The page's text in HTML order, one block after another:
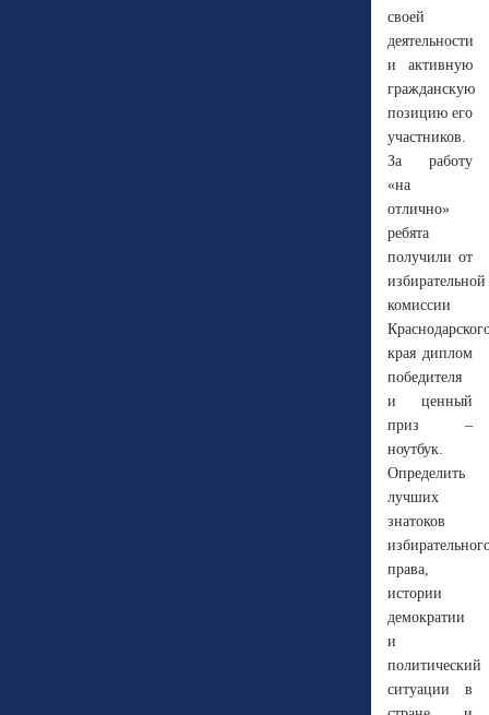
своей
деятельности
и активную
гражданскую
позицию его
участников.
За работу
«на
отлично»
ребята
получили от
избирательной
комиссии
края диплом
победителя
и ценный
приз –
ноутбук.
Определить
лучших
знатоков
права,
истории
демократии
и
политический
ситуации в